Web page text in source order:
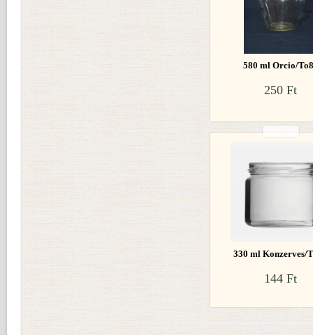
580 ml Orcio/
250 Ft
330 ml Konzerves/
144 Ft